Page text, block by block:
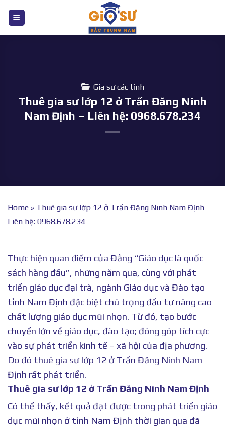
nội
Gia sư các tỉnh
Thuê gia sư lớp 12 ở Trần Đăng Ninh
Nam Định – Liên hệ: 0968.678.234
Home » Thuê gia sư lớp 12 ở Trần Đăng Ninh Nam Định –
Liên hệ: 0968.678.234
Thực hiện quan điểm của Đảng “Giáo dục là quốc
sách hàng đầu”, những năm qua, cùng với phát
triển giáo dục đại trà, ngành Giáo dục và Đào tạo
tỉnh Nam Định đặc biệt chú trọng đầu tư nâng cao
chất lượng giáo dục mũi nhọn. Từ đó, tạo bước
chuyển lớn về giáo dục, đào tạo; đóng góp tích cực
vào sự phát triển kinh tế – xã hội của địa phương.
Do đó thuê gia sư lớp 12 ở Trần Đăng Ninh Nam
Định rất phát triển.
Thuê gia sư lớp 12 ở Trần Đăng Ninh Nam Định
Có thể thấy, kết quả đạt được trong phát triển giáo
dục mũi nhọn ở tỉnh Nam Định thời gian qua đã